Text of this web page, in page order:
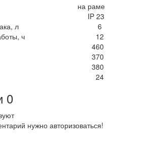
на раме
IP 23
л
6
ч 12
460
370
380
24
0
нужно авторизоваться!